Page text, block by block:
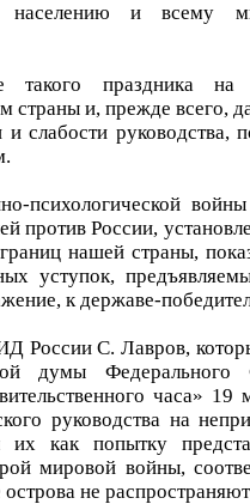
населению и всему
такого праздника на
страны и, прежде всего,
слабости руководства,
психологической
против России,
нашей страны,
уступок,
к державе-
России С. Лавров,
думы Федерального
часа» 19
руководства на
их как попытку
мировой войны,
не